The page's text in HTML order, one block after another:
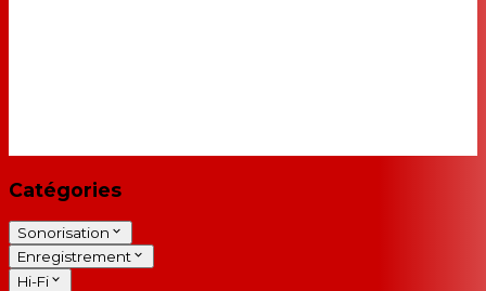
Catégories
Sonorisation
Enregistrement
Hi-Fi